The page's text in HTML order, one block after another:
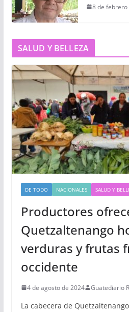
8 de febrero
SALUD Y BELLEZA
DE TODO NACIONALES SALUD Y
Productores
Quetzaltenango
verduras y frutas
occidente
4 de agosto de 2024 Guatediario
La cabecera de